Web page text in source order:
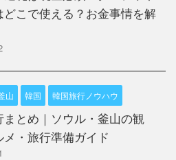
どこで使える？お金事情を解
山 韓国 韓国旅行ノウハウ
まとめ｜ソウル・釜山の観
・旅行準備ガイド